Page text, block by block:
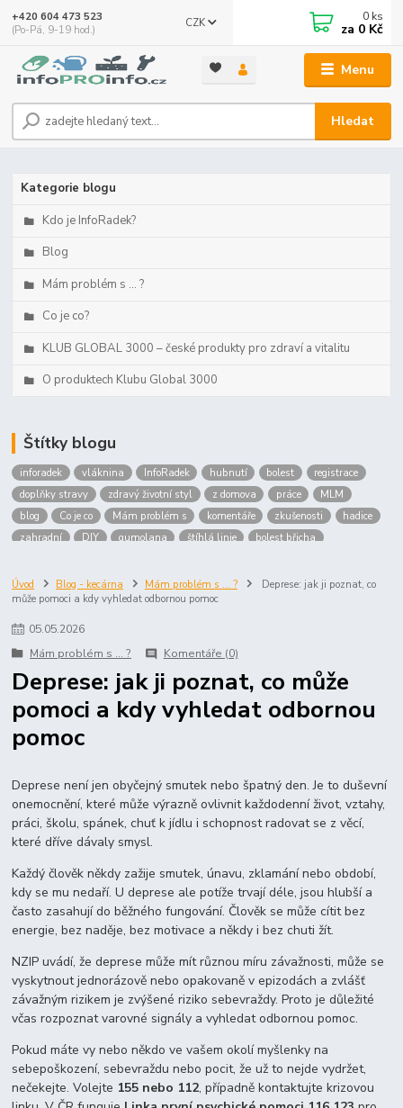
Menu
CZK
Hledat
+420 604 473 523
(Po-Pá, 9-19 hod.)
0 ks
za 0 Kč
Kategorie blogu
Kdo je InfoRadek?
Blog
Mám problém s ... ?
Co je co?
KLUB GLOBAL 3000 – české produkty pro zdraví a vitalitu
O produktech Klubu Global 3000
Štítky blogu
inforadek vláknina InfoRadek hubnutí bolest
registrace
doplňky stravy
zdravý životní styl z domova práce
MLM
blog
Co je co Mám problém s komentáře zkušenosti
hadice
zahradní
DIY gumolana štíhlá linie
bolest břicha
Prokloub
Vláknina spolupráce body peníze
brigáda
nákup
prodej budování sítě multi
maltodextrin
Úvod Blog - kecárna Mám problém s ... ?
Deprese: jak ji poznat, co
může pomoci a kdy vyhledat odbornou pomoc
05.05.2026
Mám problém s ... ?
Komentáře (0)
Deprese: jak ji poznat, co může
pomoci a kdy vyhledat odbornou
pomoc
Deprese není jen obyčejný smutek nebo špatný den. Je to duševní
onemocnění, které může výrazně ovlivnit každodenní život, vztahy,
práci, školu, spánek, chuť k jídlu i schopnost radovat se z věcí,
které dříve dávaly smysl.
Každý člověk někdy zažije smutek, únavu, zklamání nebo období,
kdy se mu nedaří. U deprese ale potíže trvají déle, jsou hlubší a
často zasahují do běžného fungování. Člověk se může cítit bez
energie, bez naděje, bez motivace a někdy i bez chuti žít.
NZIP uvádí, že deprese může mít různou míru závažnosti, může se
vyskytnout jednorázově nebo opakovaně v epizodách a zvlášť
závažným rizikem je zvýšené riziko sebevraždy. Proto je důležité
včas rozpoznat varovné signály a vyhledat odbornou pomoc.
Pokud máte vy nebo někdo ve vašem okolí myšlenky na
sebepoškození, sebevraždu nebo pocit, že už to nejde vydržet,
nečekejte. Volejte 155 nebo 112, případně kontaktujte krizovou